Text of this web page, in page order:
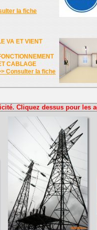
la fiche
VA ET VIENT
CABLAGE
Consulter la fiche
Cliquez dessus pour les